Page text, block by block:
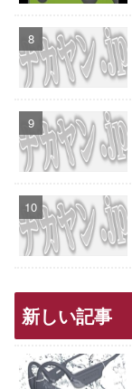
新しい記事